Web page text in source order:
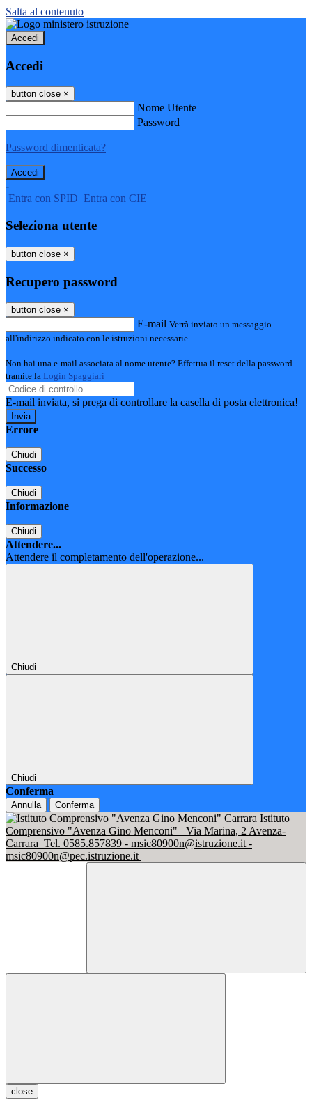
Salta al contenuto
Accedi
Accedi
button close ×
Nome Utente
Password
Password dimenticata?
-
Entra con SPID Entra con CIE
Seleziona utente
button close ×
Recupero password
button close ×
E-mail Verrà inviato un messaggio
all'indirizzo indicato con le istruzioni necessarie.
Non hai una e-mail associata al nome utente? Effettua il reset della password
tramite la Login Spaggiari
E-mail inviata, si prega di controllare la casella di posta elettronica!
Errore
Chiudi
Successo
Chiudi
Informazione
Chiudi
Attendere...
Attendere il completamento dell'operazione...
Chiudi
Chiudi
Conferma
Annulla Conferma
Istituto
Comprensivo "Avenza Gino Menconi"
Via Marina, 2 Avenza-
Carrara Tel. 0585.857839 - msic80900n@istruzione.it -
msic80900n@pec.istruzione.it
close